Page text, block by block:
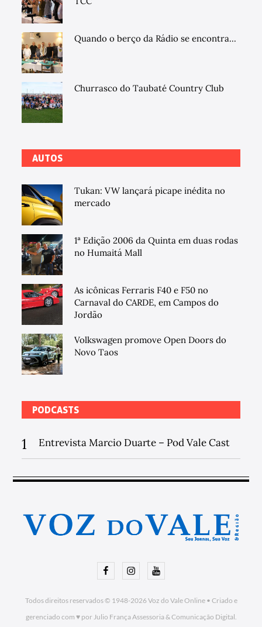
Quando o berço da Rádio se encontra...
Churrasco do Taubaté Country Club
AUTOS
Tukan: VW lançará picape inédita no
mercado
1ª Edição 2006 da Quinta em duas rodas
no Humaitá Mall
As icônicas Ferraris F40 e F50 no
Carnaval do CARDE, em Campos do
Jordão
Volkswagen promove Open Doors do
Novo Taos
PODCASTS
1 Entrevista Marcio Duarte – Pod Vale Cast
FacebookInstagramYoutube
Todos direitos reservados © 1948-2026Voz do Vale Online• Criado e
gerenciado com ♥ por Julio França Assessoria& Comunicação Digital.